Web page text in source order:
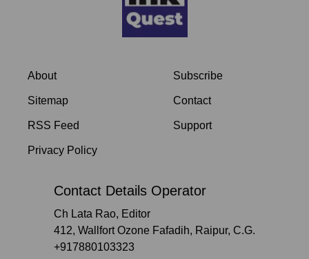
About
Sitemap
RSS Feed
Privacy Policy
Subscribe
Contact
Support
Contact Details Operator
Ch Lata Rao, Editor
412, Wallfort Ozone Fafadih, Raipur, C.G.
+917880103323